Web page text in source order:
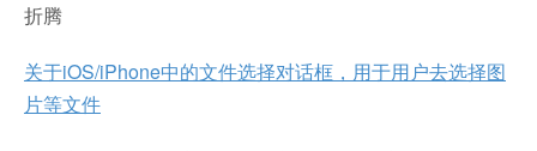
折腾
关于iOS/iPhone中的文件选择对话框，用于用户去选择图
片等文件